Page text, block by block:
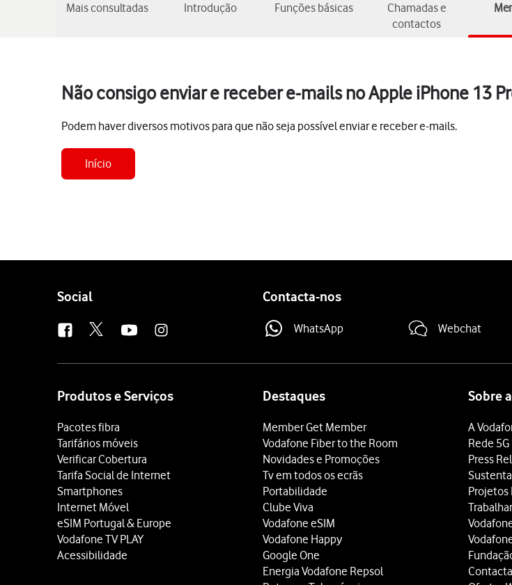
Mais consultadas Introdução Funções básicas
Chamadas e
contactos
Não consigo enviar e receber e-mails no Apple iPhone 13
Podem haver diversos motivos para que não seja possível enviar e receber e-mails.
Início
Follow
Social Contacta-nos
WhatsApp Webchat
Produtos e Serviços
Pacotes fibra
Tarifários móveis
Verificar Cobertura
Tarifa Social de Internet
Smartphones
Internet Móvel
eSIM Portugal & Europe
Vodafone TV PLAY
Acessibilidade
Destaques
Member Get Member
Vodafone Fiber to the Room
Novidades e Promoções
Tv em todos os ecrãs
Portabilidade
Clube Viva
Vodafone eSIM
Vodafone Happy
Google One
Energia Vodafone Repsol
Sobre
A
Rede 5G
Press
Projetos